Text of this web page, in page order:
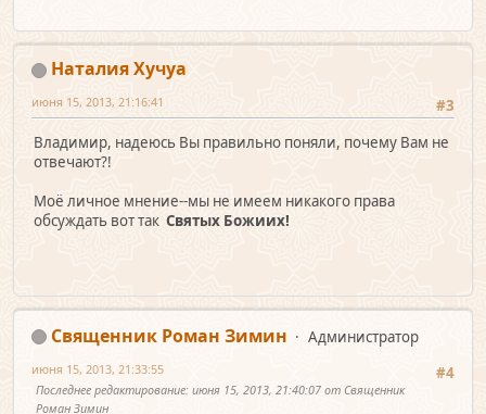
Наталия Хучуа
#3
июня 15, 2013, 21:16:41
Владимир, надеюсь Вы правильно поняли, почему Вам не
отвечают?!
Моё личное мнение--мы не имеем никакого права
обсуждать вот так Святых Божиих!
Священник Роман Зимин
Администратор
#4
июня 15, 2013, 21:33:55
Последнее редактирование: июня 15, 2013, 21:40:07 от Священник
Роман Зимин